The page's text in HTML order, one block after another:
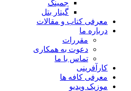
جمینگ
گیتار بتل
معرفی کتاب و مقالات
درباره ما
مقررات
دعوت به همکاری
تماس با ما
کارآفرینی
معرفی کافه ها
موزیک ویدیو